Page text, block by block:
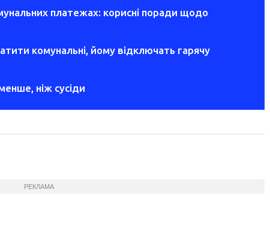
платежах: корисні поради щодо
комунальні, йому відключать гарячу
ніж сусіди
РЕКЛАМА